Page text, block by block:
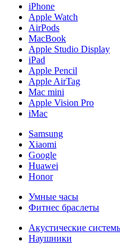
iPhone
Apple Watch
AirPods
MacBook
Apple Studio Display
iPad
Apple Pencil
Apple AirTag
Mac mini
Apple Vision Pro
iMac
Samsung
Xiaomi
Google
Huawei
Honor
Умные часы
Фитнес браслеты
Акустические
Наушники